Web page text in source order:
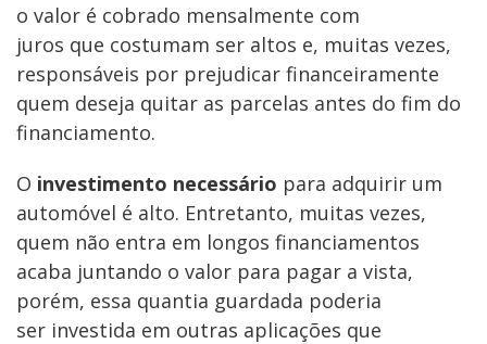
o valor é cobrado mensalmente com
juros que costumam ser altos e, muitas vezes,
responsáveis por prejudicar financeiramente
quem deseja quitar as parcelas antes do fim do
financiamento.
O investimento necessário para adquirir um
automóvel é alto. Entretanto, muitas vezes,
quem não entra em longos financiamentos
acaba juntando o valor para pagar a vista,
porém, essa quantia guardada poderia
ser investida em outras aplicações que